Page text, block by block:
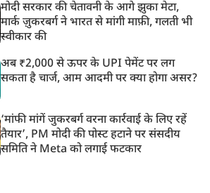
मोदी सरकार की चेतावनी के आगे झुका मेटा,
मार्क ज़ुकरबर्ग ने भारत से मांगी माफ़ी, गलती भी
स्वीकार की
अब ₹2,000 से ऊपर के UPI पेमेंट पर लग
सकता है चार्ज, आम आदमी पर क्या होगा असर?
‘मांफी मांगें जुकरबर्ग वरना कार्रवाई के लिए रहें
तैयार’, PM मोदी की पोस्ट हटाने पर संसदीय
समिति ने Meta को लगाई फटकार